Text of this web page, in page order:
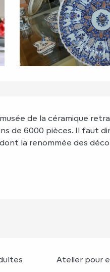
de la céramique
de 6000 pièces. Il faut
la renommée des
Atelier pour